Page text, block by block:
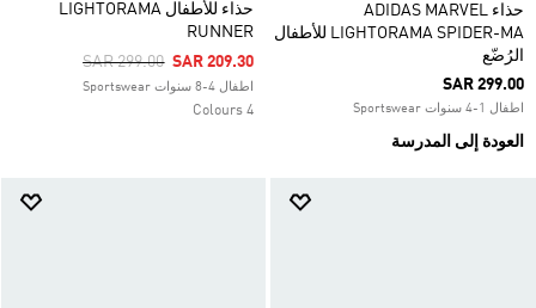
حذاء ADIDAS MARVEL
LIGHTORAMA SPIDER-MA للأطفال
الرُضّع
SAR 299.00
اطفال 1-4 سنوات Sportswear
العودة إلى المدرسة
حذاء للأطفال LIGHTORAMA
RUNNER
Price Reduced From
SAR 299.00ToSAR 209.30
اطفال 4-8 سنوات Sportswear
4 Colours